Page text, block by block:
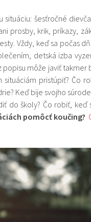
situáciu: šesťročné
prosby, krik, príkazy,
Vždy, keď sa počas
detská izba
popisu môže javiť
pristúpiť? Čo
Keď bije svojho
do školy? Čo robiť, keď
pomôcť koučing?